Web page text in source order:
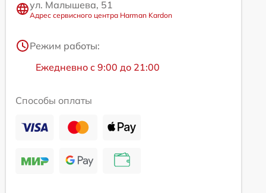
ул. Малышева, 51
Адрес сервисного центра Harman Kardon
Режим работы:
Ежедневно с 9:00 до 21:00
Способы оплаты